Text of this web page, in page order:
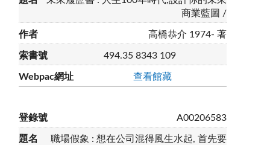
商業藍圖 /
高橋恭介 1974- 著
494.35 8343 109
查看館藏
A00206583
職場假象 : 想在公司混得風生水起, 首先要